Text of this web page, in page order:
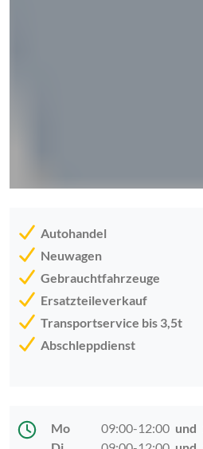
Autohandel
Neuwagen
Gebrauchtfahrzeuge
Ersatzteileverkauf
Transportservice bis 3,5t
Abschleppdienst
Mo 09:00-12:00 und